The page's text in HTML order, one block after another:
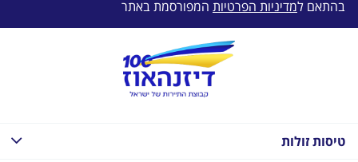
בהתאם למדיניות הפרטיות המפורסמת באתר
טיסות זולות